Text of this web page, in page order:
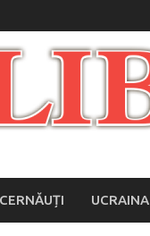
CERNĂUȚI UCRAINA